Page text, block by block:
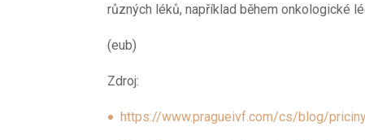
různých léků, například během onkologické
(eub)
Zdroj:
https://www.pragueivf.com/cs/blog/